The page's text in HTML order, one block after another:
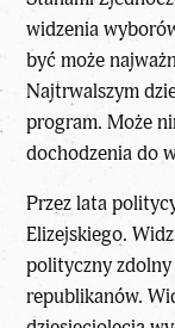
widzenia
być może
Najtrwalszym
program. Może
dochodzenia do
Przez lata
Elizejskiego.
polityczny
republikanów.